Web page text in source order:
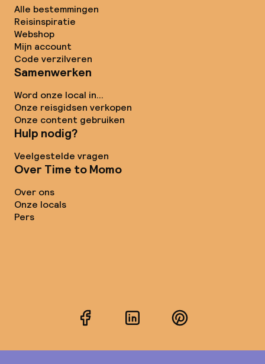
Alle bestemmingen
Reisinspiratie
Webshop
Mijn account
Code verzilveren
Samenwerken
Word onze local in...
Onze reisgidsen verkopen
Onze content gebruiken
Hulp nodig?
Veelgestelde vragen
Over Time to Momo
Over ons
Onze locals
Pers
FacebookLinkedInPinterest